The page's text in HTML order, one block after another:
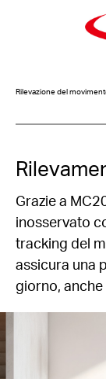
Rilevazione del
Grazie a
inosservato
tracking del
assicura una
giorno,